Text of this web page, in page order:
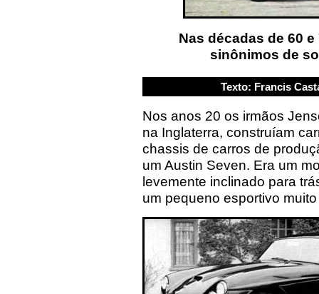
Nas décadas de 60
sinônimos de
Texto: Francis
Nos anos 20 os irmãos
na Inglaterra, construíam
chassis de carros de
um Austin Seven. Era um
levemente inclinado para
um pequeno esportivo